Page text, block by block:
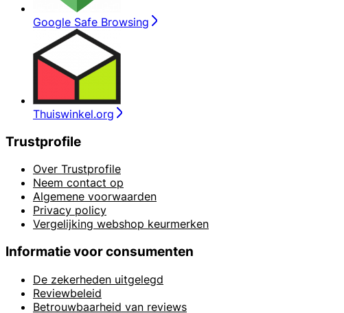
Google Safe Browsing
Thuiswinkel.org
Trustprofile
Over Trustprofile
Neem contact op
Algemene voorwaarden
Privacy policy
Vergelijking webshop keurmerken
Informatie voor consumenten
De zekerheden uitgelegd
Reviewbeleid
Betrouwbaarheid van reviews